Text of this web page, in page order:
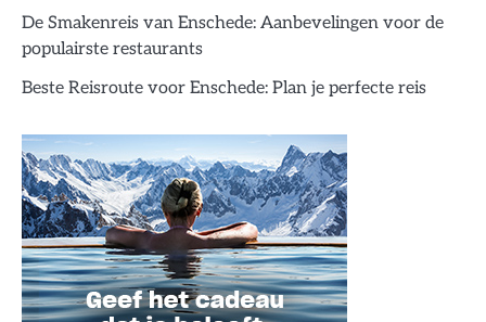
De Smakenreis van Enschede: Aanbevelingen voor de
populairste restaurants
Beste Reisroute voor Enschede: Plan je perfecte reis